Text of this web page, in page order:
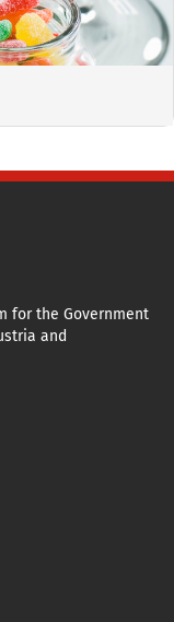
for the Government
and